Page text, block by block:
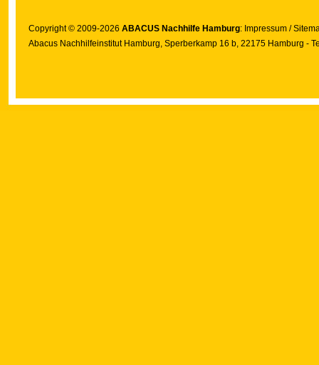
Copyright © 2009-2026 ABACUS Nachhilfe Hamburg: Impressum /
Abacus Nachhilfeinstitut Hamburg, Sperberkamp 16 b, 22175 Hamburg -